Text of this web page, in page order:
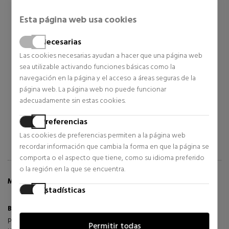
Esta página web usa cookies
Necesarias
Las cookies necesarias ayudan a hacer que una página web
sea utilizable activando funciones básicas como la
navegación en la página y el acceso a áreas seguras de la
página web. La página web no puede funcionar
adecuadamente sin estas cookies.
Preferencias
Las cookies de preferencias permiten a la página web
recordar información que cambia la forma en que la página se
comporta o el aspecto que tiene, como su idioma preferido
o la región en la que se encuentra.
Estadísticas
web a comprender cómo interactúan los visitantes con las
Permitir todas
LANCOME
TEINT IDOLE ULTRA WEAR
Lancome
36,92 € 34% DTO.
Precio habitual 56,00 €
11 opiniones
SI PASSIONE
EAU DE PARFUM
Eau de Parfum
47,45 €
24 opiniones
MÁS INFORMACIÓN SOBRE BLUSH SUBTIL
Blush Subtil
posibilidades para sublimar y realzar la tez con facilidad.